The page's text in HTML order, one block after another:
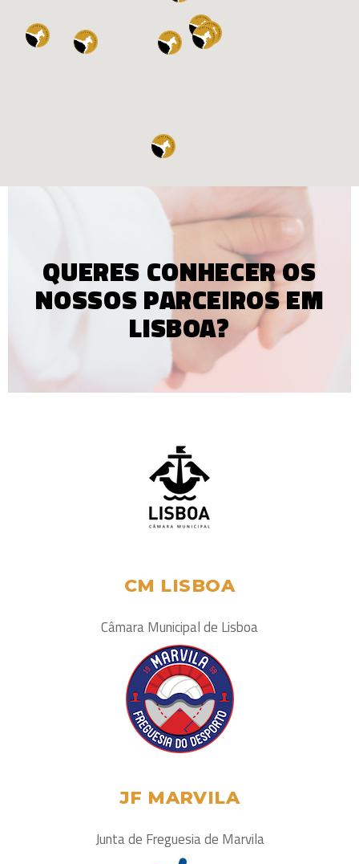
QUERES CONHECER OS
NOSSOS PARCEIROS EM
LISBOA?
ESTES PARCEIROS TÊM SIDO
FUNDAMENTAIS NO
DESENVOLVIMENTO DAS
NOSSAS ACTIVIDADES NO
CONCELHO DE LISBOA. MUITO
OBRIGADO!
CM LISBOA
Câmara Municipal de Lisboa
JF MARVILA
Junta de Freguesia de Marvila